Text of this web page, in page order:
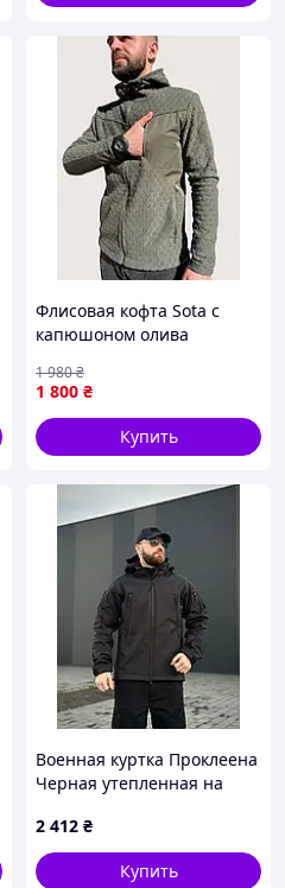
Флисовая кофта Sota с
капюшоном олива
KL-2-VO
1 800 ₴
1 980₴
Купить
Военная куртка Проклеена
Черная утепленная на
Black БАТАЛЫ
2 412 ₴
Купить